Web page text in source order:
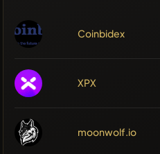
Coinbidex
XPX
moonwolf.io